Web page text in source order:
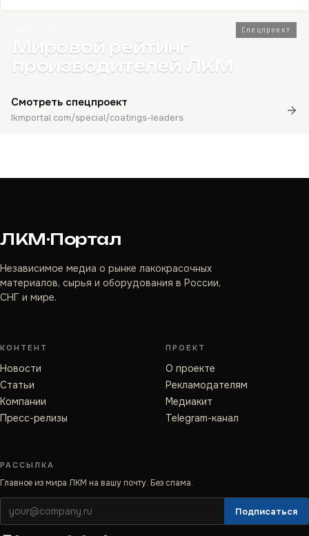
Спецпроект
Мировой рейтинг
производителей ЛКМ
Смотреть спецпроект
lkmportal.com/special/coatings-leaders
ЛКМ·Портал
Независимое медиа о рынке лакокрасочных
материалов, сырья и оборудования в России,
СНГ и мире.
КОНТЕНТ
Новости
Статьи
Компании
Пресс-релизы
ПРОЕКТ
О проекте
Рекламодателям
Медиакит
Telegram-канал
РАССЫЛКА
Главное из мира ЛКМ на вашу почту. Без спама.
Подписаться